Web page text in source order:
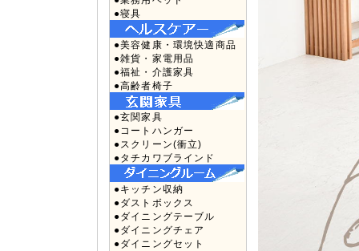
●寝具
●美容健康・環境快適商品
●雑貨・家電用品
●福祉・介護家具
●高齢者椅子
●玄関家具
●コートハンガー
●スクリーン(衝立)
●タチカワブラインド
●キッチン収納
●ダストボックス
●ダイニングテーブル
●ダイニングチェア
●ダイニングセット